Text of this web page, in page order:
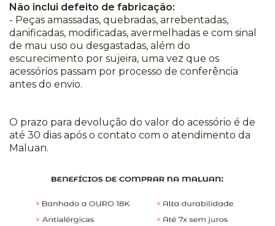
Não inclui defeito de fabricação:
- Peças amassadas, quebradas, arrebentadas,
danificadas, modificadas, avermelhadas e com sinal
de mau uso ou desgastadas, além do
escurecimento por sujeira, uma vez que os
acessórios passam por processo de conferência
antes do envio.
O prazo para devolução do valor do acessório é de
até 30 dias após o contato com o atendimento da
Maluan.